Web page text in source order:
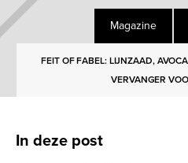
Magazine
FEIT OF FABEL: LIJNZAAD,
VERVANGER
In deze post